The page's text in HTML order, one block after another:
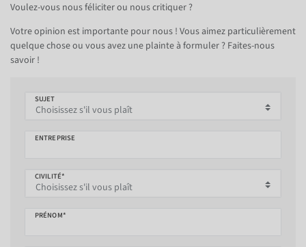
Voulez-vous nous féliciter ou nous critiquer ?
Votre opinion est importante pour nous ! Vous aimez particulièrement
quelque chose ou vous avez une plainte à formuler ? Faites-nous
savoir !
SUJET
ENTREPRISE
CIVILITÉ*
PRÉNOM*